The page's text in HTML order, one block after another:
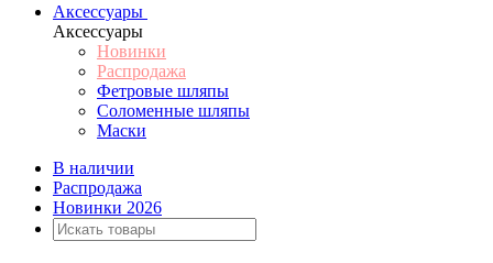
Аксессуары
Аксессуары
Новинки
Распродажа
Фетровые шляпы
Соломенные шляпы
Маски
В наличии
Распродажа
Новинки 2026